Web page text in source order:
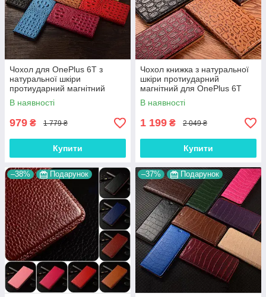
Чохол для OnePlus 6T з
натуральної шкіри
протиударний магнітний
книжка з підставкою
"CROCOHEAD"
В наявності
979 ₴ 1 779 ₴
Купити
Чохол книжка з натуральної
шкіри протиударний
магнітний для OnePlus 6T
"JACOSA"
В наявності
1 199 ₴ 2 049 ₴
Купити
–38% Подарунок –37% Подарунок